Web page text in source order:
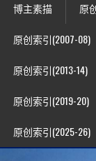
博主素描 原
原创索引(2007-08)
原创索引(2013-14)
原创索引(2019-20)
原创索引(2025-26)